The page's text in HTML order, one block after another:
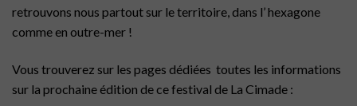
retrouvons nous partout sur le territoire, dans l’ hexagone
comme en outre-mer !
Vous trouverez sur les pages dédiées toutes les informations
sur la prochaine édition de ce festival de La Cimade :